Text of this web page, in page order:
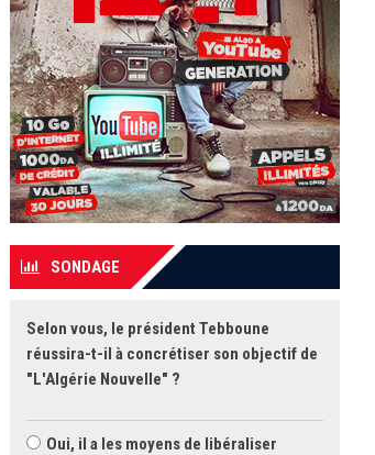
SONDAGE
Selon vous, le président Tebboune
réussira-t-il à concrétiser son objectif de
"L'Algérie Nouvelle" ?
Oui, il a les moyens de libéraliser